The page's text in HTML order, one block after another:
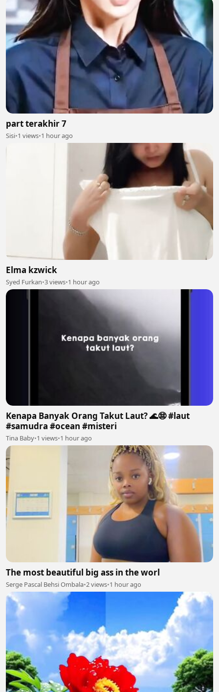
part terakhir 7
Sisi•1 views•1 hour ago
Elma kzwick
Syed Furkan•3 views•1 hour ago
Kenapa Banyak Orang Takut Laut? 🌊😨 #laut
#samudra #ocean #misteri
Tina Baby•1 views•1 hour ago
The most beautiful big ass in the worl
Serge Pascal Behsi Ombala•2 views•1 hour ago